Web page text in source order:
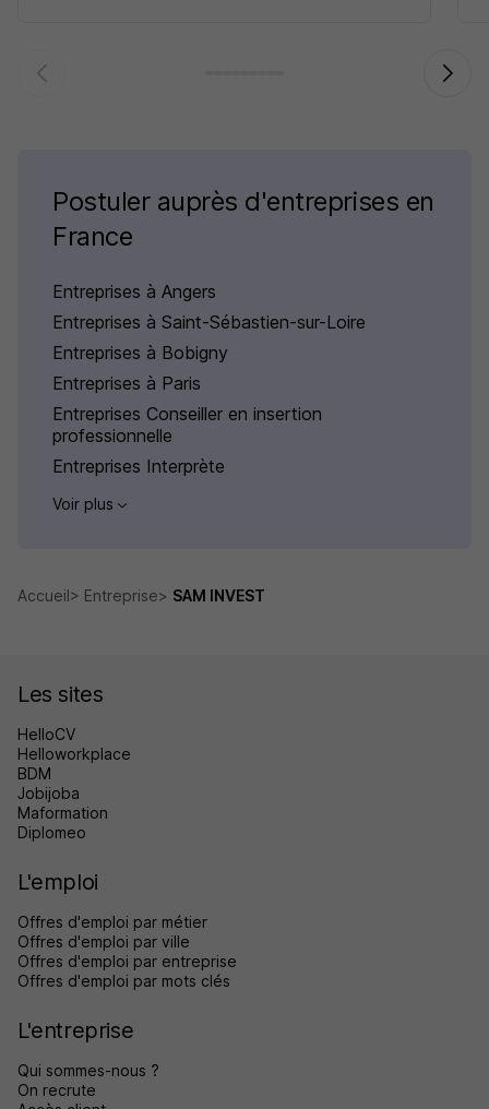
Postuler auprès d'entreprises en
France
Entreprises à Angers
Entreprises à Saint-Sébastien-sur-Loire
Entreprises à Bobigny
Entreprises à Paris
Entreprises Conseiller en insertion
professionnelle
Entreprises Interprète
Voir plus
Accueil Entreprise SAM INVEST
Les sites
HelloCV
Helloworkplace
BDM
Jobijoba
Maformation
Diplomeo
L'emploi
Offres d'emploi par métier
Offres d'emploi par ville
Offres d'emploi par entreprise
Offres d'emploi par mots clés
L'entreprise
Qui sommes-nous ?
On recrute